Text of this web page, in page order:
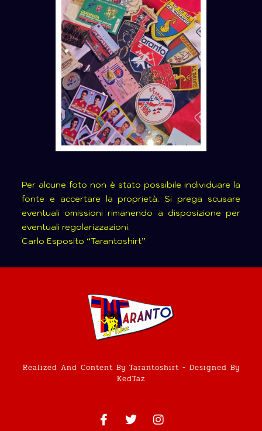
Per alcune foto non è stato possibile individuare la
fonte e accertare la proprietà. Si prega scusare
eventuali omissioni rimanendo a disposizione per
eventuali regolarizzazioni.
Carlo Esposito “Tarantoshirt”
Realized And Content By Tarantoshirt - Designed By
KedTaz